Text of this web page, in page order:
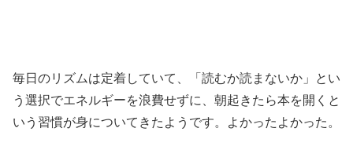
毎日のリズムは定着していて、「読むか読まないか」とい
う選択でエネルギーを浪費せずに、朝起きたら本を開くと
いう習慣が身についてきたようです。よかったよかった。